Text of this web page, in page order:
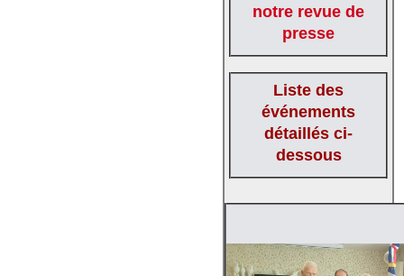
notre revue de
presse
Liste des
événements
détaillés ci-
dessous